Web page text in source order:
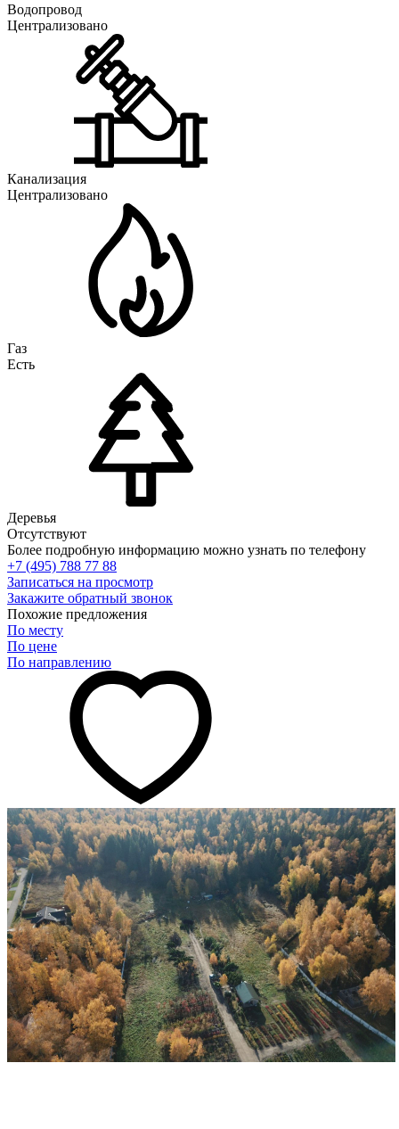
Водопровод
Централизовано
Канализация
Централизовано
Газ
Есть
Деревья
Отсутствуют
Более подробную информацию можно узнать по телефону
+7 (495) 788 77 88
Записаться на просмотр
Закажите обратный звонок
Похожие предложения
По месту
По цене
По направлению